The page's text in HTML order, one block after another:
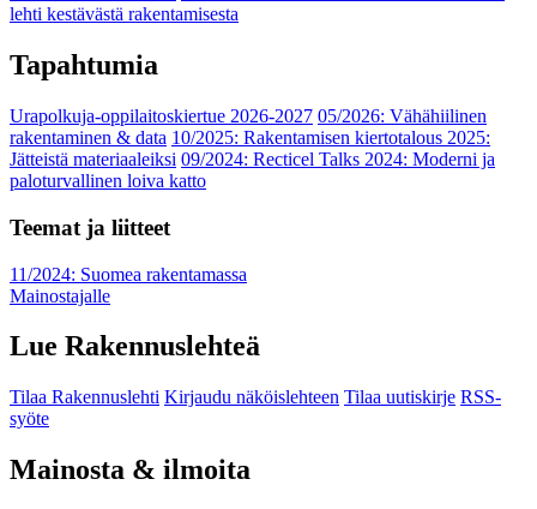
lehti kestävästä rakentamisesta
Tapahtumia
Urapolkuja-oppilaitoskiertue 2026-2027 05/2026: Vähähiilinen
rakentaminen & data 10/2025: Rakentamisen kiertotalous 2025:
Jätteistä materiaaleiksi 09/2024: Recticel Talks 2024: Moderni ja
paloturvallinen loiva katto
Teemat ja liitteet
11/2024: Suomea rakentamassa
Mainostajalle
Lue Rakennuslehteä
Tilaa Rakennuslehti Kirjaudu näköislehteen Tilaa uutiskirje RSS-
syöte
Mainosta & ilmoita